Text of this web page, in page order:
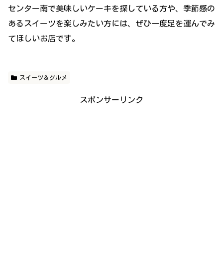
センター南で美味しいケーキを探している方や、季節感の
あるスイーツを楽しみたい方には、ぜひ一度足を運んでみ
てほしいお店です。
スイーツ＆グルメ
スポンサーリンク